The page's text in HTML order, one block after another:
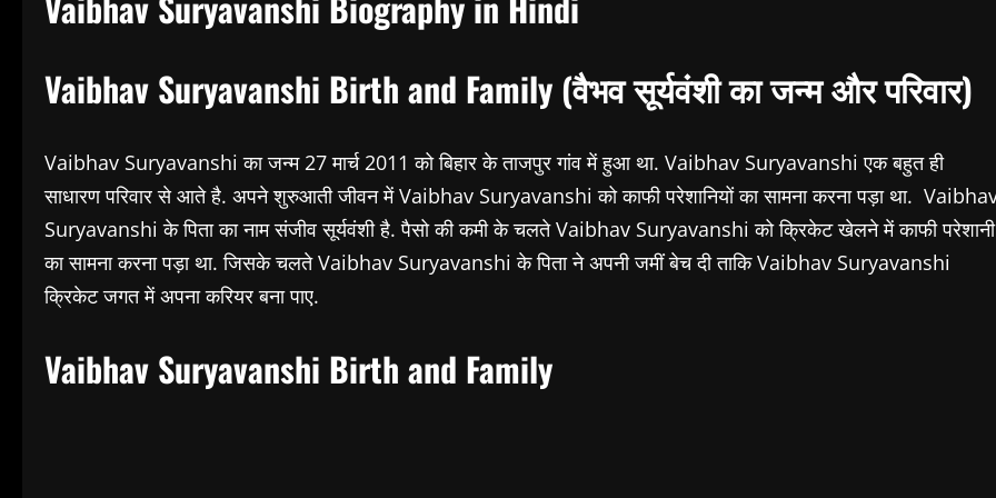
Vaibhav Suryavanshi Birth and Family (वैभव सूर्यवंशी का जन्म और परिवार)
Vaibhav Suryavanshi का जन्म 27 मार्च 2011 को बिहार के ताजपुर गांव में हुआ था. Vaibhav Suryavanshi एक बहुत ही
साधारण परिवार से आते है. अपने शुरुआती जीवन में Vaibhav Suryavanshi को काफी परेशानियों का सामना करना पड़ा था.
Suryavanshi के पिता का नाम संजीव सूर्यवंशी है. पैसो की कमी के चलते Vaibhav Suryavanshi को क्रिकेट खेलने में काफी परेशानी
का सामना करना पड़ा था. जिसके चलते Vaibhav Suryavanshi के पिता ने अपनी जमीं बेच दी ताकि Vaibhav Suryavanshi
क्रिकेट जगत में अपना करियर बना पाए.
Vaibhav Suryavanshi Birth and Family